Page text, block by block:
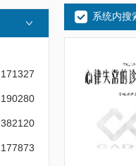
171327
190280
382120
177873
系统内搜